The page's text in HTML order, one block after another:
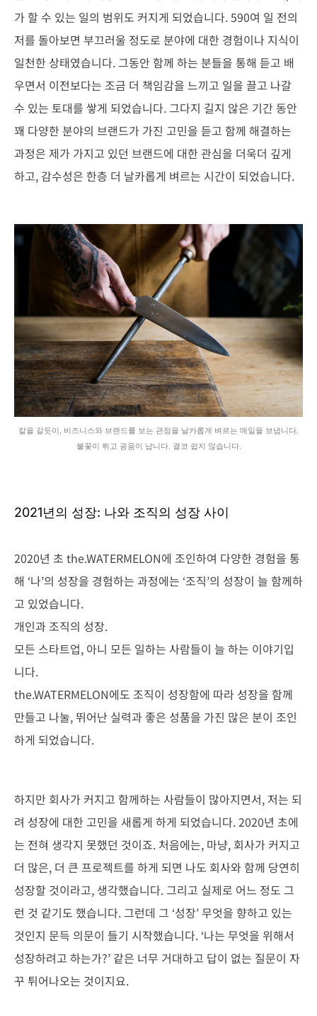
가 할 수 있는 일의 범위도 커지게 되었습니다. 590여 일 전의
저를 돌아보면 부끄러울 정도로 분야에 대한 경험이나 지식이
일천한 상태였습니다. 그동안 함께 하는 분들을 통해 듣고 배
우면서 이전보다는 조금 더 책임감을 느끼고 일을 끌고 나갈
수 있는 토대를 쌓게 되었습니다. 그다지 길지 않은 기간 동안
꽤 다양한 분야의 브랜드가 가진 고민을 듣고 함께 해결하는
과정은 제가 가지고 있던 브랜드에 대한 관심을 더욱더 깊게
하고, 감수성은 한층 더 날카롭게 벼르는 시간이 되었습니다.
칼을 갈듯이, 비즈니스와 브랜드를 보는 관점을 날카롭게 벼르는 매일을 보냅니다.
불꽃이 튀고 굉음이 납니다. 결코 쉽지 않습니다.
2021년의 성장: 나와 조직의 성장 사이
2020년 초 the.WATERMELON에 조인하여 다양한 경험을 통
해 ‘나’의 성장을 경험하는 과정에는 ‘조직’의 성장이 늘 함께하
고 있었습니다.
개인과 조직의 성장.
모든 스타트업, 아니 모든 일하는 사람들이 늘 하는 이야기입
니다.
the.WATERMELON에도 조직이 성장함에 따라 성장을 함께
만들고 나눌, 뛰어난 실력과 좋은 성품을 가진 많은 분이 조인
하게 되었습니다.
하지만 회사가 커지고 함께하는 사람들이 많아지면서, 저는 되
려 성장에 대한 고민을 새롭게 하게 되었습니다. 2020년 초에
는 전혀 생각지 못했던 것이죠. 처음에는, 마냥, 회사가 커지고
더 많은, 더 큰 프로젝트를 하게 되면 나도 회사와 함께 당연히
성장할 것이라고, 생각했습니다. 그리고 실제로 어느 정도 그
런 것 같기도 했습니다. 그런데 그 ‘성장’ 무엇을 향하고 있는
것인지 문득 의문이 들기 시작했습니다. ‘나는 무엇을 위해서
성장하려고 하는가?’ 같은 너무 거대하고 답이 없는 질문이 자
꾸 튀어나오는 것이지요.